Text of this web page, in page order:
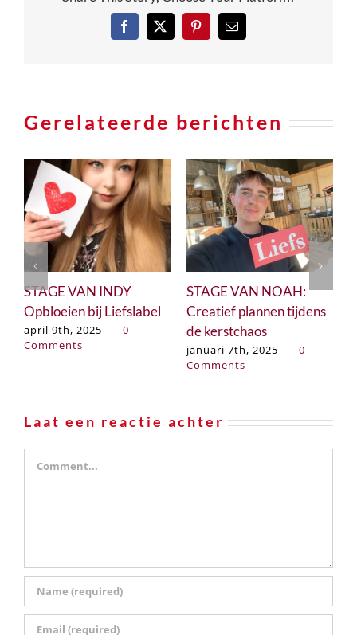
Facebook
X Pinterest
e-
Gerelateerde berichten
STAGE VAN INDY
Opbloeien bij Liefslabel
april 9th, 2025 |
0
Comments
STAGE VAN NOAH:
Creatief plannen tijdens
de kerstchaos
januari 7th, 2025 |
0
Comments
Laat een reactie achter